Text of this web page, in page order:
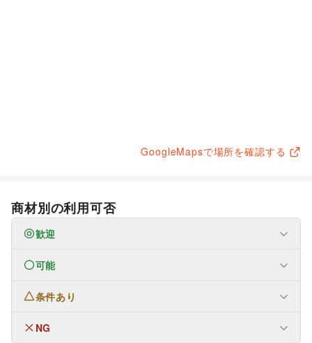
GoogleMapsで場所を確認する
商材別の利用可否
歓迎
なし可能
ファッション
ユニセックス
条件あり
なしNG